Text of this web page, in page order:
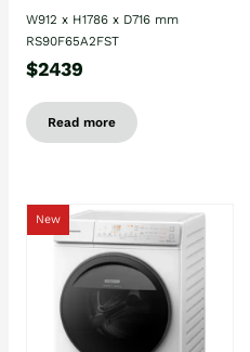
W912 x H1786 x D716 mm
RS90F65A2FST
$2439
Read more
New